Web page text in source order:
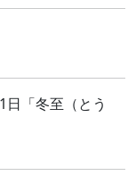
「冬至（とう